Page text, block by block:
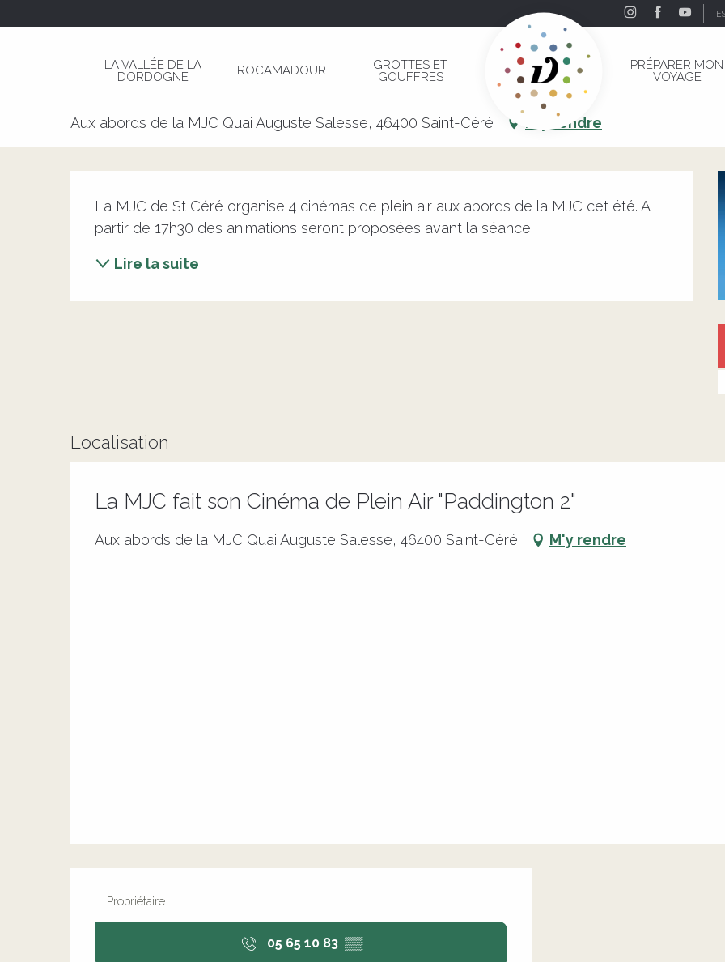
LA VALLÉE DE LA
DORDOGNE
ROCAMADOUR
GROTTES ET
GOUFFRES
PRÉPARER MON
VOYAGE
La MJC fait son Cinéma de Plein Air "Paddington 2"
Aux abords de la MJC Quai Auguste Salesse, 46400 Saint-Céré M'y rendre
La MJC de St Céré organise 4 cinémas de plein air aux abords de la MJC cet été. A
partir de 17h30 des animations seront proposées avant la séance
Lire la suite
Localisation
La MJC fait son Cinéma de Plein Air "Paddington 2"
Aux abords de la MJC Quai Auguste Salesse, 46400 Saint-Céré M'y rendre
Propriétaire
05 65 10 83 ▒▒